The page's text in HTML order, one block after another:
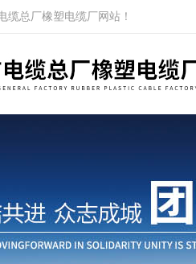
缆总厂橡塑电缆厂网站！